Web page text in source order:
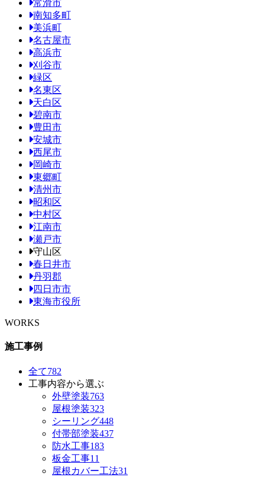
常滑市
南知多町
美浜町
名古屋市
高浜市
刈谷市
緑区
名東区
天白区
碧南市
豊田市
安城市
西尾市
岡崎市
東郷町
清州市
昭和区
中村区
江南市
瀬戸市
守山区
春日井市
丹羽郡
四日市市
東海市役所
WORKS
施工事例
全て782
工事内容から選ぶ
外壁塗装763
屋根塗装323
シーリング448
付帯部塗装437
防水工事183
板金工事11
屋根カバー工法31